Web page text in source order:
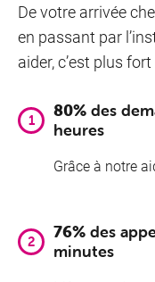
De votre arrivée
en passant par
aider, c’est plus
80% des
heures
Grâce à notre
76% des
minutes